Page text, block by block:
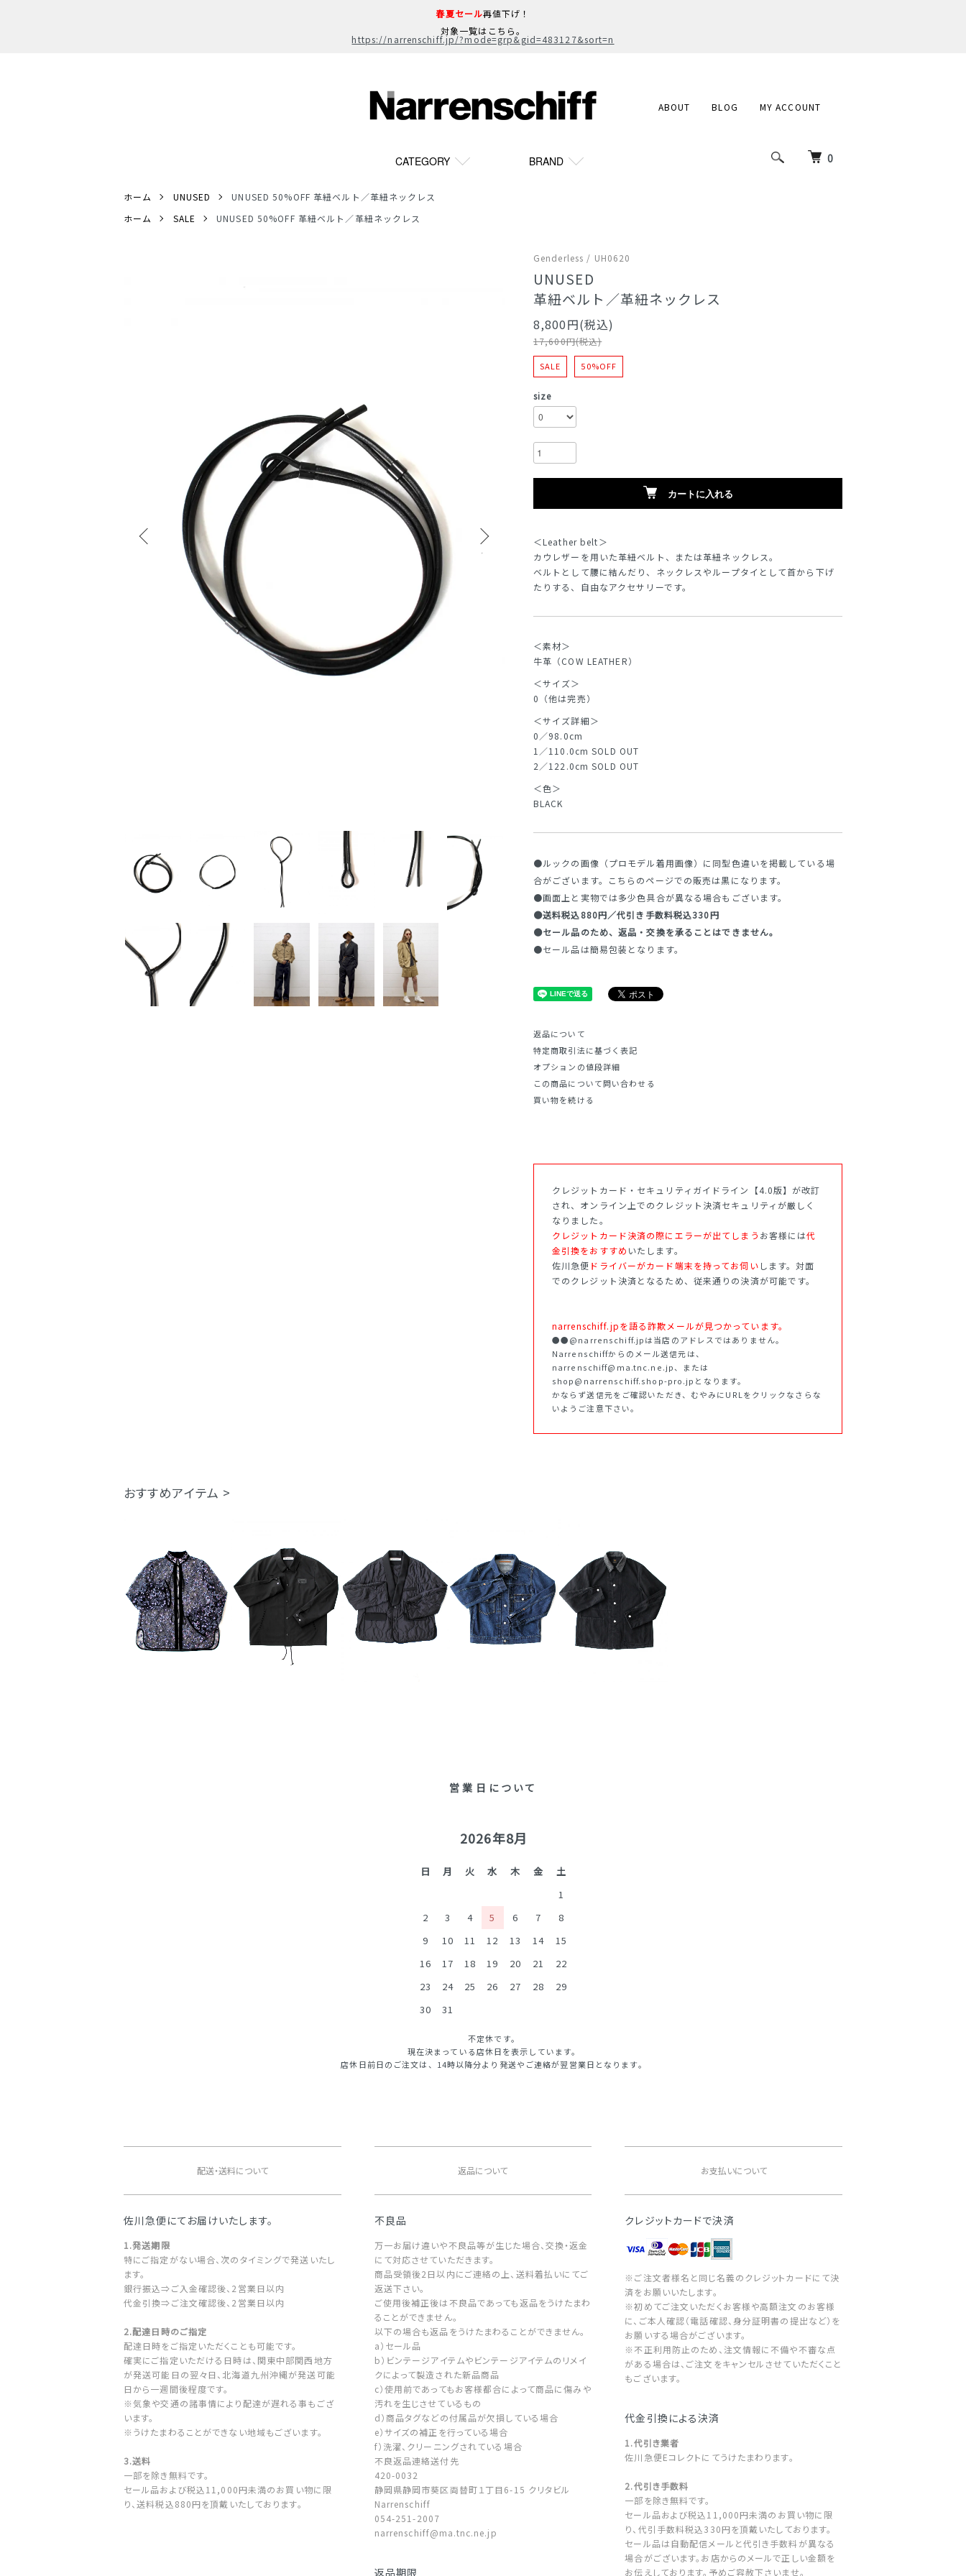
春夏セール再値下げ！
対象一覧はこちら。
https://narrenschiff.jp/?mode=grp&gid=483127&sort=n
0
CATEGORY BRAND
ABOUT BLOG MY ACCOUNT
ホーム UNUSED
UNUSED 50%OFF 革紐ベルト／革紐ネックレス
ホーム
SALE UNUSED 50%OFF 革紐ベルト／革紐ネックレス
Genderless / UH0620
UNUSED
革紐ベルト／革紐ネックレス
8,800円(税込)
17,600円(税込)
SALE 50%OFF
size
カートに入れる
＜Leather belt＞
カウレザーを用いた革紐ベルト、または革紐ネックレス。
ベルトとして腰に結んだり、ネックレスやループタイとして首から下げ
たりする、自由なアクセサリーです。
＜素材＞
牛革（COW LEATHER）
＜サイズ＞
0（他は完売）
＜サイズ詳細＞
0／98.0cm
1／110.0cm SOLD OUT
2／122.0cm SOLD OUT
＜色＞
BLACK
●ルックの画像（プロモデル着用画像）に同型色違いを掲載している場
合がございます。こちらのページでの販売は黒になります。
●画面上と実物では多少色具合が異なる場合もございます。
●送料税込880円／代引き手数料税込330円
●セール品のため、返品・交換を承ることはできません。
●セール品は簡易包装となります。
返品について
特定商取引法に基づく表記
オプションの値段詳細
この商品について問い合わせる
買い物を続ける
クレジットカード・セキュリティガイドライン【4.0版】が改訂
され、オンライン上でのクレジット決済セキュリティが厳しく
なりました。
クレジットカード決済の際にエラーが出てしまう お客様には代
金引換をおすすめ いたします。
佐川急便 ドライバーがカード端末を持ってお伺い します。対面
でのクレジット決済となるため、従来通りの決済が可能です。
narrenschiff.jpを語る詐欺メールが見つかっています。
●●@narrenschiff.jpは当店のアドレスではありません。
Narrenschiffからのメール送信元は、
narrenschiff@ma.tnc.ne.jp、または
shop@narrenschiff.shop-pro.jpとなります。
かならず送信元をご確認いただき、むやみにURLをクリックなさらな
いようご注意下さい。
おすすめアイテム >
営業日について
2026年8月
日 月 火 水 木 金
土
1
2
3 4 5 6 7
8
9
10 11 12 13 14
15
16
17 18 19 20 21
22
23
24 25 26 27 28
29
30
31
不定休です。
現在決まっている店休日を表示しています。
店休日前日のご注文は、14時以降分より発送やご連絡が翌営業日となります。
配送・送料について
佐川急便にてお届けいたします。
1.発送期限
特にご指定がない場合、次のタイミングで発送いたし
ます。
銀行振込⇒ご入金確認後、2営業日以内
代金引換⇒ご注文確認後、2営業日以内
2.配達日時のご指定
配達日時をご指定いただくことも可能です。
確実にご指定いただける日時は、関東中部関西地方
が発送可能日の翌々日、北海道九州沖縄が発送可能
日から一週間後程度です。
※気象や交通の諸事情により配達が遅れる事もござ
います。
※うけたまわることができない地域もございます。
3.送料
一部を除き無料です。
セール品および税込11,000円未満のお買い物に限
り、送料税込880円を頂戴いたしております。
返品について
不良品
万一お届け違いや不良品等が生じた場合、交換・返金
にて対応させていただきます。
商品受領後2日以内にご連絡の上、送料着払いにてご
返送下さい。
ご使用後補正後は不良品であっても返品をうけたまわ
ることができません。
以下の場合も返品をうけたまわることができません。
a）セール品
b）ビンテージアイテムやビンテージアイテムのリメイ
クによって製造された新品商品
c）使用前であってもお客様都合によって商品に傷みや
汚れを生じさせているもの
d）商品タグなどの付属品が欠損している場合
e）サイズの補正を行っている場合
f）洗濯、クリーニングされている場合
不良返品連絡送付先
420-0032
静岡県静岡市葵区両替町１丁目6-15 クリタビル
Narrenschiff
054-251-2007
narrenschiff@ma.tnc.ne.jp
返品期限
お支払いについて
クレジットカードで決済
※ご注文者様名と同じ名義のクレジットカードにて決
済をお願いいたします。
※初めてご注文いただくお客様や高額注文のお客様
に、ご本人確認（電話確認、身分証明書の提出など）を
お願いする場合がございます。
※不正利用防止のため、注文情報に不備や不審な点
がある場合は、ご注文をキャンセルさせていただくこと
もございます。
代金引換による決済
1.代引き業者
佐川急便Eコレクトにてうけたまわります。
2.代引き手数料
一部を除き無料です。
セール品および税込11,000円未満のお買い物に限
り、代引手数料税込330円を頂戴いたしております。
セール品は自動配信メールと代引き手数料が異なる
場合がございます。お店からのメールで正しい金額を
お伝えしております。予めご容赦下さいませ。